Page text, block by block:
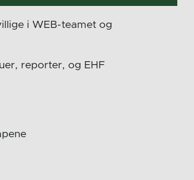
i WEB-teamet og
reporter, og EHF